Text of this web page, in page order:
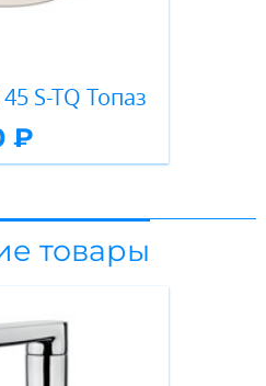
S-TQ Топаз
₽
товары